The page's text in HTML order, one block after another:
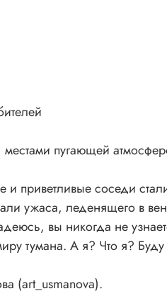
пугающей
приветливые соседи
ужаса, леденящего в
вы никогда не
тумана. А я? Что я?
(art_usmanova).